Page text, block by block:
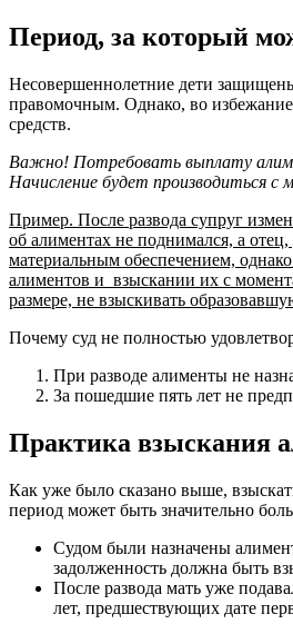
Период, за который
Несовершеннолетние дети
правомочным. Однако, во избежание
средств.
Важно! Потребовать выплату
Начисление будет производиться с
Пример. После развода супруг
об алиментах не поднимался, а
материальным обеспечением,
алиментов и взыскании их с
размере, не взыскивать
Почему суд не полностью
При разводе алименты не
За пошедшие пять лет не
Практика взыскания
Как уже было сказано выше,
период может быть значительно
Судом были назначены
задолженность должна быть
После развода мать уже
лет, предшествующих дате